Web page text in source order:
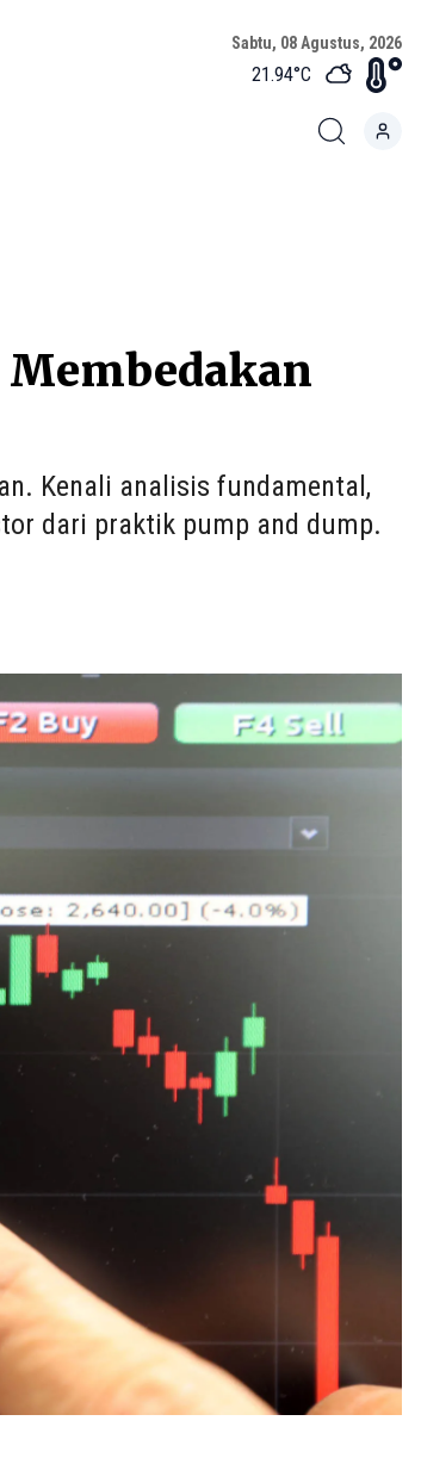
Sabtu, 08 Agustus, 2026
21.94°C
Membedakan
Kenali analisis fundamental,
dari praktik pump and dump.